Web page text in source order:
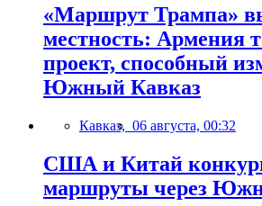
«Маршрут Трампа»
местность: Армения
проект, способный
Южный Кавказ
Кавказ, 06 августа, 00:32
США и Китай
маршруты через